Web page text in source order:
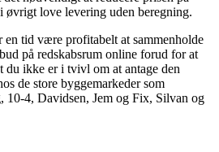
øvrigt love levering uden beregning.
tid være profitabelt at sammenholde
på redskabsrum online forud for at
du ikke er i tvivl om at antage den
de store byggemarkeder som
4, Davidsen, Jem og Fix, Silvan og